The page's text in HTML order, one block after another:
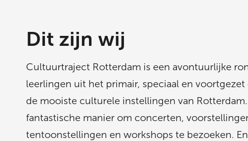
Dit zijn wij
Cultuurtraject Rotterdam is een avontuurlijke
leerlingen uit het primair, speciaal en
de mooiste culturele instellingen van
fantastische manier om concerten,
tentoonstellingen en workshops te bezoeken.